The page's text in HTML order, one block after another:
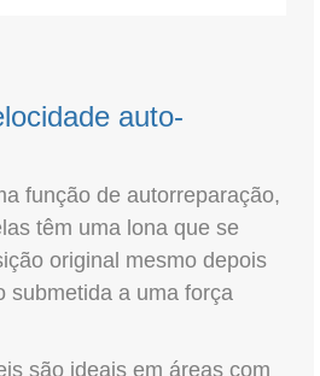
auto-
função de autorreparação,
têm uma lona que se
original mesmo depois
submetida a uma força
são ideais em áreas com